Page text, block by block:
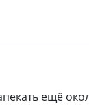
ещё